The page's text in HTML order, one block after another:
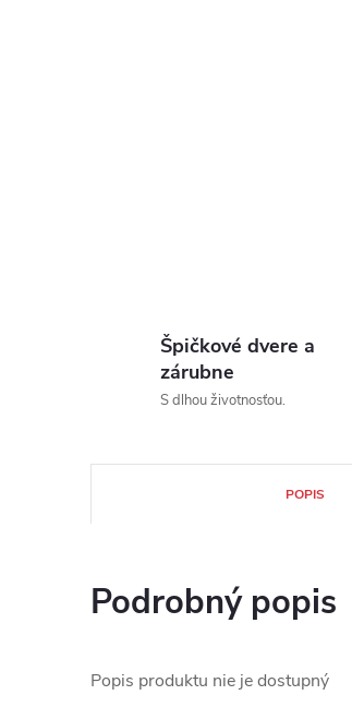
Špičkové dvere a
zárubne
S dlhou životnosťou.
POPIS
Podrobný popis
Popis produktu nie je dostupný